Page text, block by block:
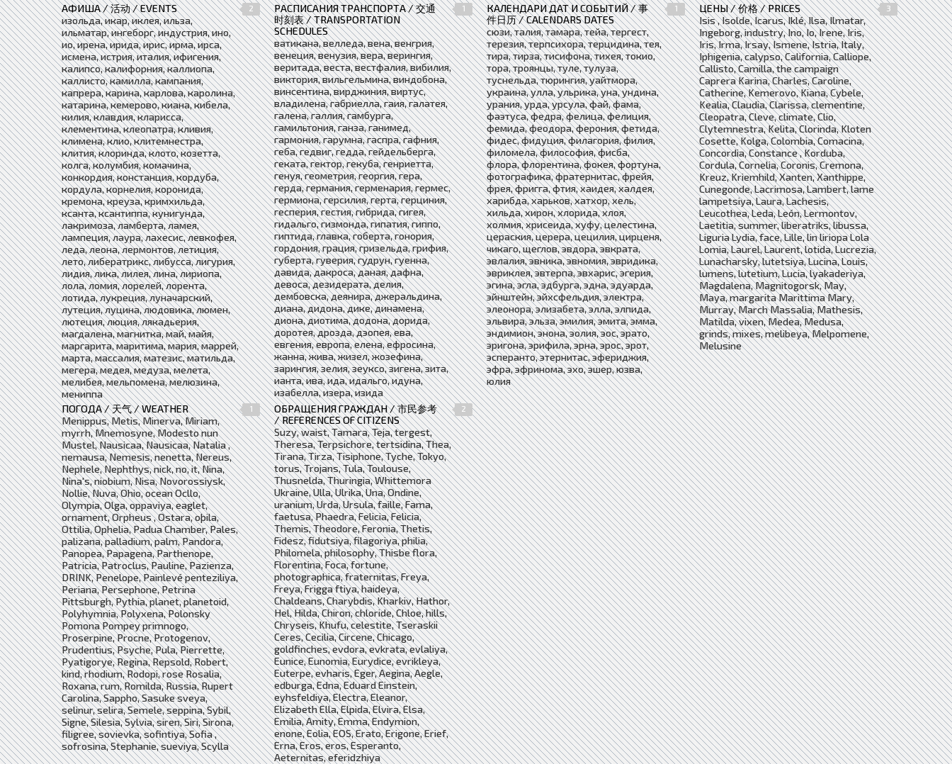
АФИША / 活动 / EVENTS 2
изольда, икар, иклея, ильза,
ильматар, ингеборг, индустрия, ино,
ио, ирена, ирида, ирис, ирма, ирса,
исмена, истрия, италия, ифигения,
калипсо, калифорния, каллиопа,
каллисто, камилла, кампания,
капрера, карина, карлова, каролина,
катарина, кемерово, киана, кибела,
килия, клавдия, кларисса,
клементина, клеопатра, кливия,
климена, клио, клитемнестра,
клития, клоринда, клото, козетта,
колга, колумбия, комачина,
конкордия, констанция, кордуба,
кордула, корнелия, коронида,
кремона, креуза, кримхильда,
ксанта, ксантиппа, кунигунда,
лакримоза, ламберта, ламея,
лампеция, лаура, лахесис, левкофея,
леда, леона, лермонтов, летиция,
лето, либератрикс, либусса, лигурия,
лидия, лика, лилея, лина, лириопа,
лола, ломия, лорелей, лорента,
лотида, лукреция, луначарский,
лутеция, луцина, людовика, люмен,
лютеция, люция, лякадьерия,
магдалена, магнитка, май, майя,
маргарита, маритима, мария, маррей,
марта, массалия, матезис, матильда,
мегера, медея, медуза, мелета,
мелибея, мельпомена, мелюзина,
мениппа
РАСПИСАНИЯ ТРАНСПОРТА / 交通
时刻表 / TRANSPORTATION
SCHEDULES
1
ватикана, велледа, вена, венгрия,
венеция, венузия, вера, верингия,
веритада, веста, вестфалия, вибилия,
виктория, вильгельмина, виндобона,
винсентина, вирджиния, виртус,
владилена, габриелла, гаия, галатея,
галена, галлия, гамбурга,
гамильтония, ганза, ганимед,
гармония, гарумна, гаспра, гафния,
геба, гедвиг, гедда, гейдельберга,
геката, гектор, гекуба, генриетта,
генуя, геометрия, георгия, гера,
герда, германия, герменария, гермес,
гермиона, герсилия, герта, герциния,
гесперия, гестия, гибрида, гигея,
гидальго, гизмонда, гипатия, гиппо,
гиптида, главка, гоберта, гонория,
гордония, грация, гризельда, грифия,
губерта, гуверия, гудрун, гуенна,
давида, дакроса, даная, дафна,
девоса, дезидерата, делия,
дембовска, деянира, джеральдина,
диана, дидона, дике, динамена,
диона, диотима, додона, дорида,
доротея, дрозда, дэопея, ева,
евгения, европа, елена, ефросина,
жанна, жива, жизел, жозефина,
зарингия, зелия, зеуксо, зигена, зита,
ианта, ива, ида, идальго, идуна,
изабелла, изера, изида
КАЛЕНДАРИ ДАТ И СОБЫТИЙ / 事
件日历 / CALENDARS DATES
1
сюзи, талия, тамара, тейа, тергест,
терезия, терпсихора, терцидина, тея,
тира, тирза, тисифона, тихея, токио,
тора, троянцы, туле, тулуза,
туснельда, тюрингия, уайтмора,
украина, улла, ульрика, уна, ундина,
урания, урда, урсула, фай, фама,
фаэтуса, федра, фелица, фелиция,
фемида, феодора, ферония, фетида,
фидес, фидуция, филагория, филия,
филомела, философия, фисба,
флора, флорентина, фокея, фортуна,
фотографика, фратернитас, фрейя,
фрея, фригга, фтия, хаидея, халдея,
харибда, харьков, хатхор, хель,
хильда, хирон, хлорида, хлоя,
холмия, хрисеида, хуфу, целестина,
цераския, церера, цецилия, цирценя,
чикаго, щеглов, эвдора, эвкрата,
эвлалия, эвника, эвномия, эвридика,
эвриклея, эвтерпа, эвхарис, эгерия,
эгина, эгла, эдбурга, эдна, эдуарда,
эйнштейн, эйхсфельдия, электра,
элеонора, элизабета, элла, элпида,
эльвира, эльза, эмилия, эмита, эмма,
эндимион, энона, эолия, эос, эрато,
эригона, эрифила, эрна, эрос, эрот,
эсперанто, этернитас, эфериджия,
эфра, эфринома, эхо, эшер, юзва,
юлия
ЦЕНЫ / 价格 / PRICES 3
Isis , Isolde, Icarus, Iklé, Ilsa, Ilmatar,
Ingeborg, industry, Ino, Io, Irene, Iris,
Iris, Irma, Irsay, Ismene, Istria, Italy,
Iphigenia, calypso, California, Calliope,
Callisto, Camilla, the campaign
Caprera Karina, Charles, Caroline,
Catherine, Kemerovo, Kiana, Cybele,
Kealia, Claudia, Clarissa, clementine,
Cleopatra, Cleve, climate, Clio,
Clytemnestra, Kelita, Clorinda, Kloten
Cosette, Kolga, Colombia, Comacina,
Concordia, Constance , Korduba,
Cordula, Cornelia, Coronis, Cremona,
Kreuz, Kriemhild, Xanten, Xanthippe,
Cunegonde, Lacrimosa, Lambert, lame
lampetsiya, Laura, Lachesis,
Leucothea, Leda, León, Lermontov,
Laetitia, summer, liberatriks, libussa,
Liguria Lydia, face, Lille, lin liriopa Lola
Lomia, Laurel, Laurent, lotida, Lucrezia,
Lunacharsky, lutetsiya, Lucina, Louis,
lumens, lutetium, Lucia, lyakaderiya,
Magdalena, Magnitogorsk, May,
Maya, margarita Marittima Mary,
Murray, March Massalia, Mathesis,
Matilda, vixen, Medea, Medusa,
grinds, mixes, melibeya, Melpomene,
Melusine
ПОГОДА / 天气 / WEATHER 1
Menippus, Metis, Minerva, Miriam,
myrrh, Mnemosyne, Modesto nun
Mustel, Nausicaa, Nausicaa, Natalia ,
nemausa, Nemesis, nenetta, Nereus,
Nephele, Nephthys, nick, no, it, Nina,
Nina's, niobium, Nisa, Novorossiysk,
Nollie, Nuva, Ohio, ocean Ocllo,
Olympia, Olga, oppaviya, eaglet,
ornament, Orpheus , Ostara, oþila,
Ottilia, Ophelia, Padua Chamber, Pales,
palizana, palladium, palm, Pandora,
Panopea, Papagena, Parthenope,
Patricia, Patroclus, Pauline, Pazienza,
DRINK, Penelope, Painlevé penteziliya,
Periana, Persephone, Petrina
Pittsburgh, Pythia, planet, planetoid,
Polyhymnia, Polyxena, Polonsky
Pomona Pompey primnogo,
Proserpine, Procne, Protogenov,
Prudentius, Psyche, Pula, Pierrette,
Pyatigorye, Regina, Repsold, Robert,
kind, rhodium, Rodopi, rose Rosalia,
Roxana, rum, Romilda, Russia, Rupert
Carolina, Sappho, Sasuke sveya,
selinur, selira, Semele, seppina, Sybil,
Signe, Silesia, Sylvia, siren, Siri, Sirona,
filigree, sovievka, sofintiya, Sofia ,
sofrosina, Stephanie, sueviya, Scylla
ОБРАЩЕНИЯ ГРАЖДАН / 市民参考
/ REFERENCES OF CITIZENS
2
Suzy, waist, Tamara, Teja, tergest,
Theresa, Terpsichore, tertsidina, Thea,
Tirana, Tirza, Tisiphone, Tyche, Tokyo,
torus, Trojans, Tula, Toulouse,
Thusnelda, Thuringia, Whittemora
Ukraine, Ulla, Ulrika, Una, Ondine,
uranium, Urda, Ursula, faille, Fama,
faetusa, Phaedra, Felicia, Felicia,
Themis, Theodore, Feronia, Thetis,
Fidesz, fidutsiya, filagoriya, philia,
Philomela, philosophy, Thisbe flora,
Florentina, Foca, fortune,
photographica, fraternitas, Freya,
Freya, Frigga ftiya, haideya,
Chaldeans, Charybdis, Kharkiv, Hathor,
Hel, Hilda, Chiron, chloride, Chloe, hills,
Chryseis, Khufu, celestite, Tseraskii
Ceres, Cecilia, Circene, Chicago,
goldfinches, evdora, evkrata, evlaliya,
Eunice, Eunomia, Eurydice, evrikleya,
Euterpe, evharis, Eger, Aegina, Aegle,
edburga, Edna, Eduard Einstein,
eyhsfeldiya, Electra, Eleanor,
Elizabeth Ella, Elpida, Elvira, Elsa,
Emilia, Amity, Emma, Endymion,
enone, Eolia, EOS, Erato, Erigone, Erief,
Erna, Eros, eros, Esperanto,
Aeternitas, eferidzhiya